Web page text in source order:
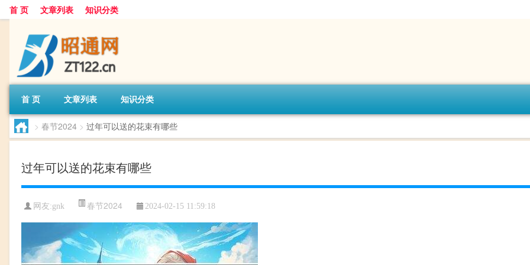
首 页 文章列表 知识分类
首 页 文章列表 知识分类
> 春节2024 > 过年可以送的花束有哪些
过年可以送的花束有哪些
网友:gnk 春节2024 2024-02-15 11:59:18